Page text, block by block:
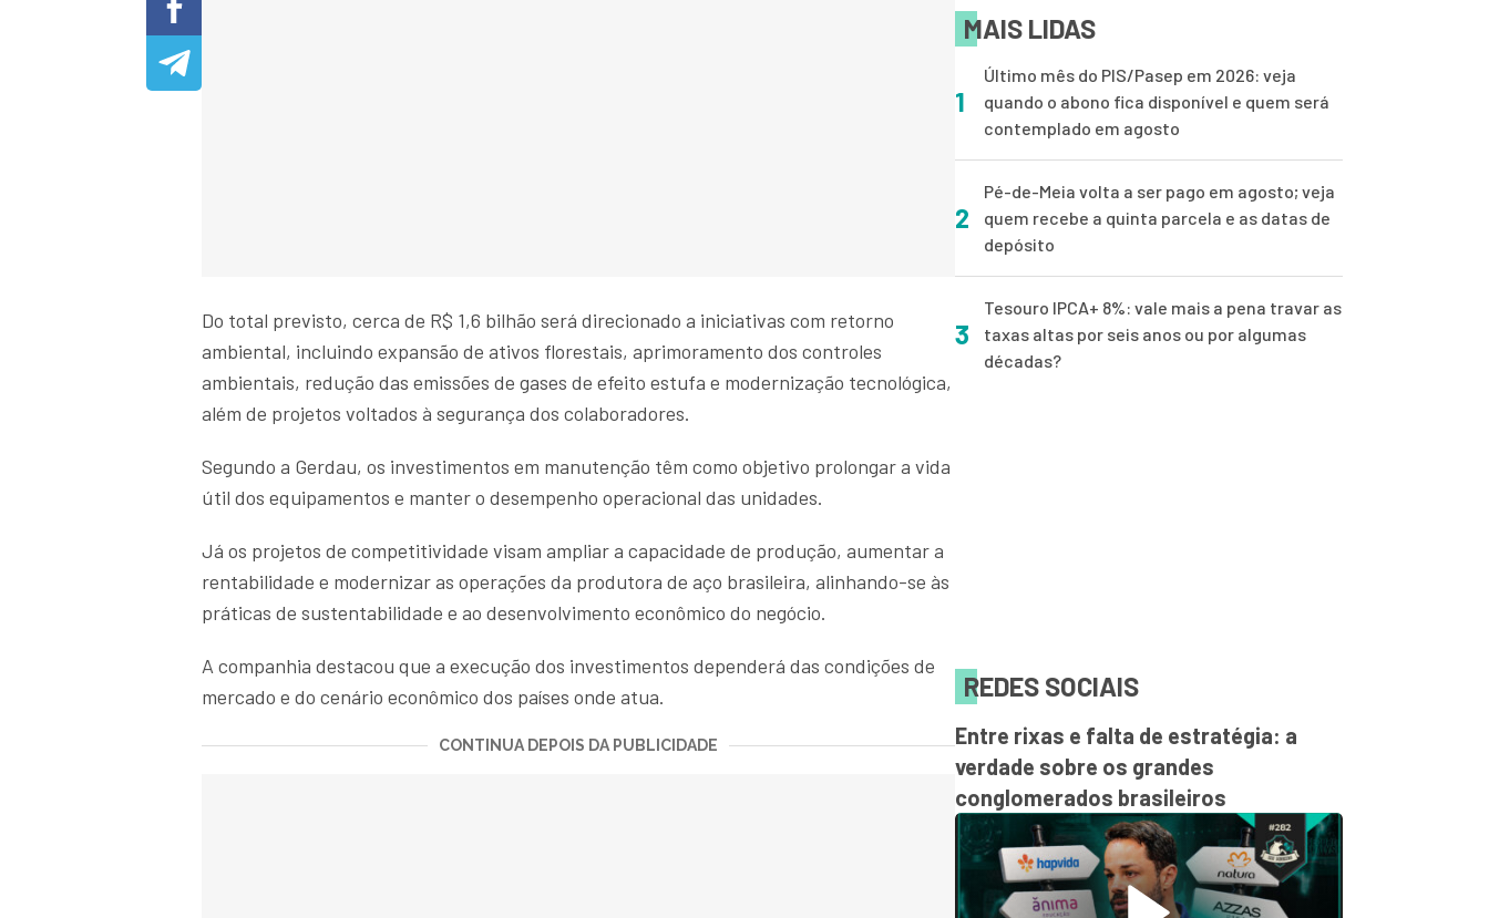
Do total previsto, cerca de R$ 1,6 bilhão será direcionado a iniciativas com retorno
ambiental, incluindo expansão de ativos florestais, aprimoramento dos controles
ambientais, redução das emissões de gases de efeito estufa e modernização tecnológica,
além de projetos voltados à segurança dos colaboradores.
Segundo a Gerdau, os investimentos em manutenção têm como objetivo prolongar a vida
útil dos equipamentos e manter o desempenho operacional das unidades.
Já os projetos de competitividade visam ampliar a capacidade de produção, aumentar a
rentabilidade e modernizar as operações da produtora de aço brasileira, alinhando-se às
práticas de sustentabilidade e ao desenvolvimento econômico do negócio.
A companhia destacou que a execução dos investimentos dependerá das condições de
mercado e do cenário econômico dos países onde atua.
CONTINUA DEPOIS DA PUBLICIDADE
MAIS LIDAS
1
Último mês do PIS/Pasep em 2026: veja
quando o abono fica disponível e quem será
contemplado em agosto
2
Pé-de-Meia volta a ser pago em agosto; veja
quem recebe a quinta parcela e as datas de
depósito
3
Tesouro IPCA+ 8%: vale mais a pena travar as
taxas altas por seis anos ou por algumas
décadas?
REDES SOCIAIS
Entre rixas e falta de estratégia: a
verdade sobre os grandes
conglomerados brasileiros